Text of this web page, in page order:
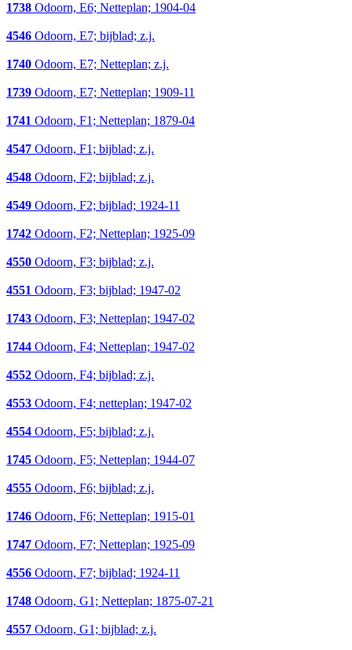
1738 Odoorn, E6; Netteplan; 1904-04
4546 Odoorn, E7; bijblad; z.j.
1740 Odoorn, E7; Netteplan; z.j.
1739 Odoorn, E7; Netteplan; 1909-11
1741 Odoorn, F1; Netteplan; 1879-04
4547 Odoorn, F1; bijblad; z.j.
4548 Odoorn, F2; bijblad; z.j.
4549 Odoorn, F2; bijblad; 1924-11
1742 Odoorn, F2; Netteplan; 1925-09
4550 Odoorn, F3; bijblad; z.j.
4551 Odoorn, F3; bijblad; 1947-02
1743 Odoorn, F3; Netteplan; 1947-02
1744 Odoorn, F4; Netteplan; 1947-02
4552 Odoorn, F4; bijblad; z.j.
4553 Odoorn, F4; netteplan; 1947-02
4554 Odoorn, F5; bijblad; z.j.
1745 Odoorn, F5; Netteplan; 1944-07
4555 Odoorn, F6; bijblad; z.j.
1746 Odoorn, F6; Netteplan; 1915-01
1747 Odoorn, F7; Netteplan; 1925-09
4556 Odoorn, F7; bijblad; 1924-11
1748 Odoorn, G1; Netteplan; 1875-07-21
4557 Odoorn, G1; bijblad; z.j.